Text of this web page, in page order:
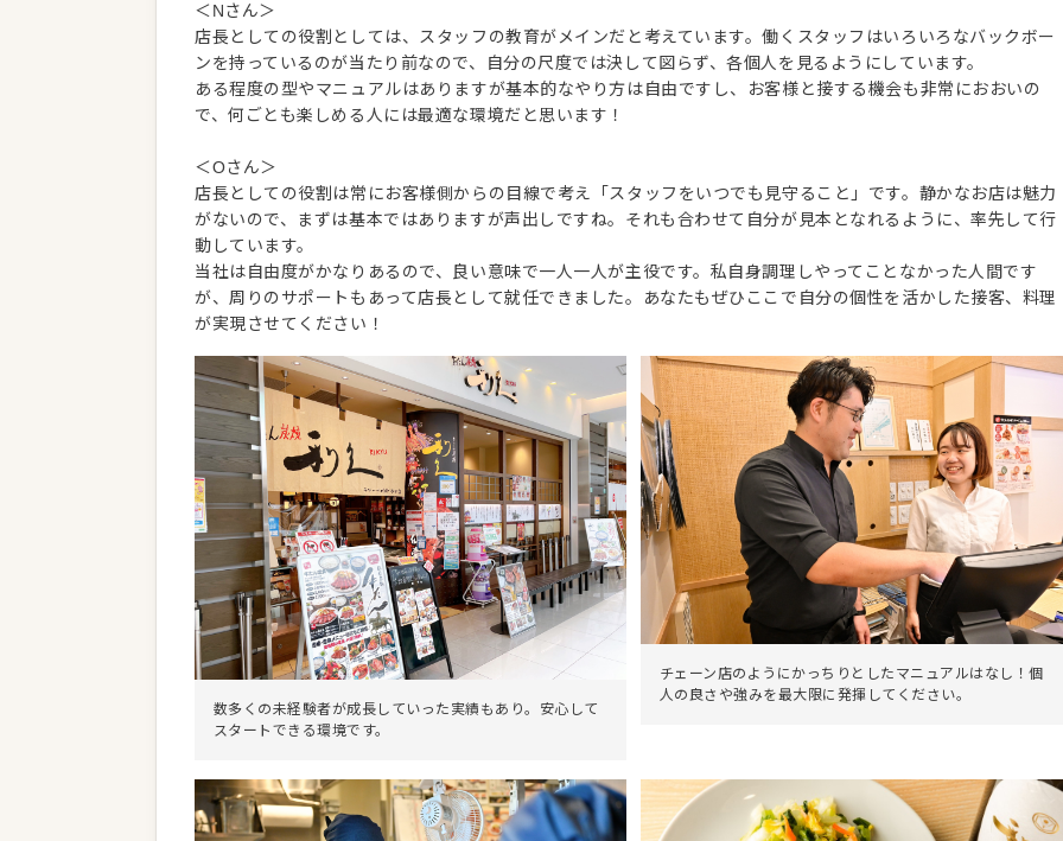
＜Nさん＞
店長としての役割としては、スタッフの教育がメインだと考えています。働くスタッフはいろいろなバックボー
ンを持っているのが当たり前なので、自分の尺度では決して図らず、各個人を見るようにしています。
ある程度の型やマニュアルはありますが基本的なやり方は自由ですし、お客様と接する機会も非常におおいの
で、何ごとも楽しめる人には最適な環境だと思います！
＜Oさん＞
店長としての役割は常にお客様側からの目線で考え「スタッフをいつでも見守ること」です。静かなお店は魅力
がないので、まずは基本ではありますが声出しですね。それも合わせて自分が見本となれるように、率先して行
動しています。
当社は自由度がかなりあるので、良い意味で一人一人が主役です。私自身調理しやってことなかった人間です
が、周りのサポートもあって店長として就任できました。あなたもぜひここで自分の個性を活かした接客、料理
が実現させてください！
数多くの未経験者が成長していった実績もあり。安心して
スタートできる環境です。
チェーン店のようにかっちりとしたマニュアルはなし！個
人の良さや強みを最大限に発揮してください。